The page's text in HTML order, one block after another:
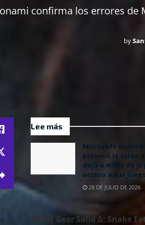
confirma los errores de
by
Lee más
Microsoft explica
provocó la caída
dejó a miles de
acceso a sus
28 DE JULIO DE 2026
Metal Gear Solid Δ: Snake